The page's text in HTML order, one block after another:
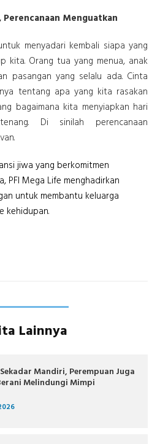
Menguatkan
menyadari kembali siapa yang
kita. Orang tua yang menua, anak
pasangan yang selalu ada. Cinta
tentang apa yang kita rasakan
bagaimana kita menyiapkan hari
Di sinilah perencanaan
jiwa yang berkomitmen
PFI Mega Life menghadirkan
untuk membantu keluarga
kehidupan.
Lainnya
Mandiri, Perempuan Juga
Melindungi Mimpi